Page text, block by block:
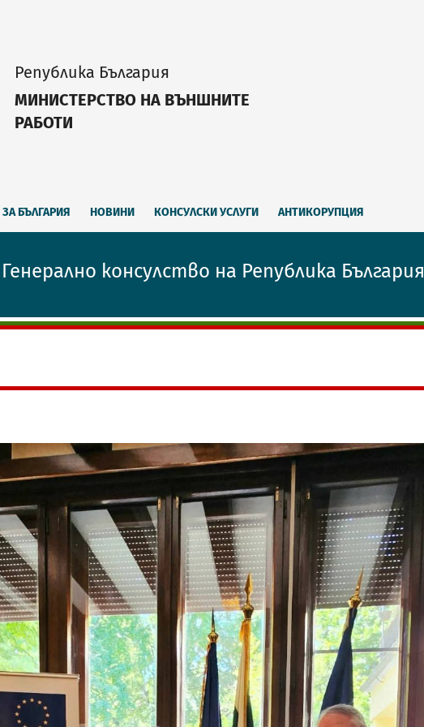
Република България
МИНИСТЕРСТВО НА ВЪНШНИТЕ
РАБОТИ
ЗА БЪЛГАРИЯ НОВИНИ КОНСУЛСКИ УСЛУГИ АНТИКОРУПЦИЯ
консулство на Република България